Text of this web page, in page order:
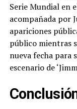
Serie Mundial en
acompañada por
apariciones
público mientras
nueva fecha para
escenario de